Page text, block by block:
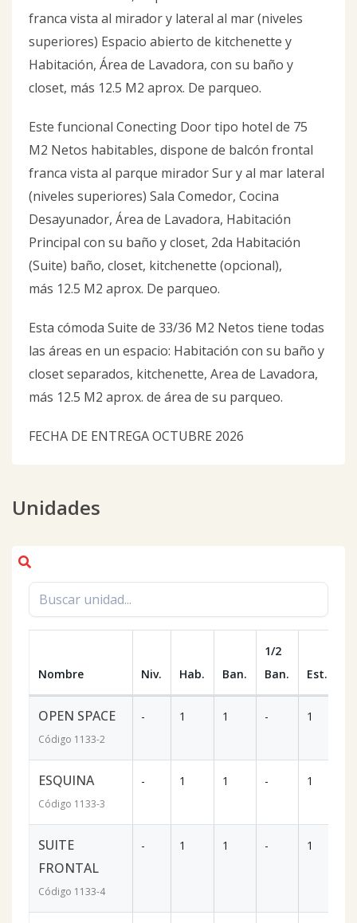
franca vista al mirador y lateral al mar (niveles
superiores) Espacio abierto de kitchenette y
Habitación, Área de Lavadora, con su baño y
closet, más 12.5 M2 aprox. De parqueo.
Este funcional Conecting Door tipo hotel de 75
M2 Netos habitables, dispone de balcón frontal
franca vista al parque mirador Sur y al mar lateral
(niveles superiores) Sala Comedor, Cocina
Desayunador, Área de Lavadora, Habitación
Principal con su baño y closet, 2da Habitación
(Suite) baño, closet, kitchenette (opcional),
más 12.5 M2 aprox. De parqueo.
Esta cómoda Suite de 33/36 M2 Netos tiene todas
las áreas en un espacio: Habitación con su baño y
closet separados, kitchenette, Area de Lavadora,
más 12.5 M2 aprox. de área de su parqueo.
FECHA DE ENTREGA OCTUBRE 2026
Unidades
Nombre Niv. Hab. Ban.
1/2
Ban.
Est.
OPEN SPACE
Código 1133-2
- 1 1 - 1
ESQUINA
Código 1133-3
- 1 1 - 1
SUITE
FRONTAL
Código 1133-4
- 1 1 - 1